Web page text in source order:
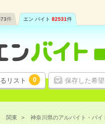
件 エン バイト 82531件
リスト 0 保存した希
関東 神奈川県のアルバイト・バイ